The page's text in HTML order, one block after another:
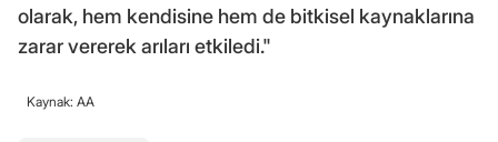
olarak, hem kendisine hem de bitkisel kaynaklarına
zarar vererek arıları etkiledi."
Kaynak: AA